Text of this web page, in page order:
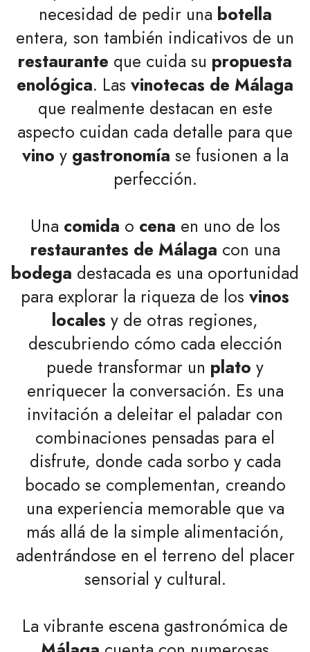
necesidad de pedir una botella
entera, son también indicativos de un
restaurante que cuida su propuesta
enológica. Las vinotecas de Málaga
que realmente destacan en este
aspecto cuidan cada detalle para que
vino y gastronomía se fusionen a la
perfección.
Una comida o cena en uno de los
restaurantes de Málaga con una
bodega destacada es una oportunidad
para explorar la riqueza de los vinos
locales y de otras regiones,
descubriendo cómo cada elección
puede transformar un plato y
enriquecer la conversación. Es una
invitación a deleitar el paladar con
combinaciones pensadas para el
disfrute, donde cada sorbo y cada
bocado se complementan, creando
una experiencia memorable que va
más allá de la simple alimentación,
adentrándose en el terreno del placer
sensorial y cultural.
La vibrante escena gastronómica de